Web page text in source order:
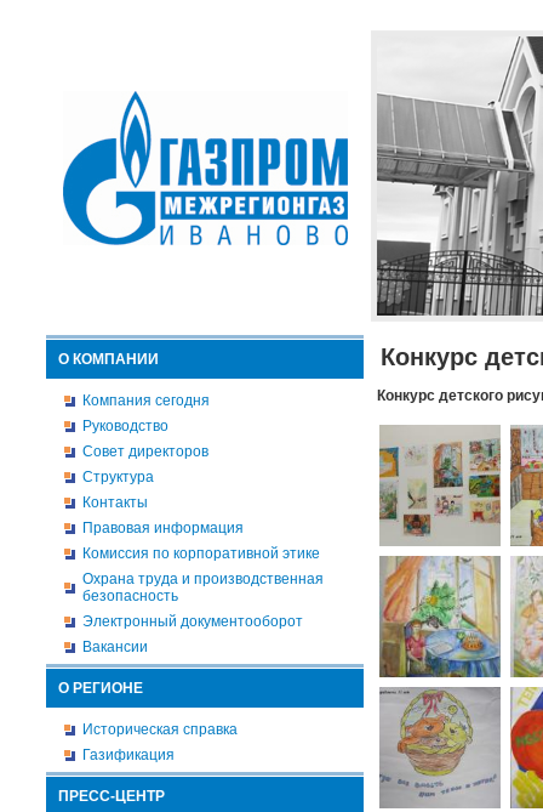
О КОМПАНИИ
Компания сегодня
Руководство
Совет директоров
Структура
Контакты
Правовая информация
Комиссия по корпоративной этике
Охрана труда и производственная
безопасность
Электронный документооборот
Вакансии
О РЕГИОНЕ
Историческая справка
Газификация
ПРЕСС-ЦЕНТР
Конкурс
Конкурс детского